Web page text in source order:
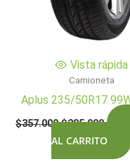
Vista rápida
Camioneta
Aplus 235/50R17
$357.000El
original
era:
$285.900El
es:
AL CARRITO